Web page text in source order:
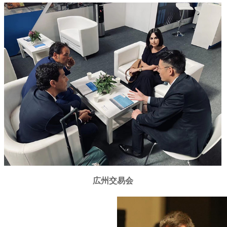
広州交易会